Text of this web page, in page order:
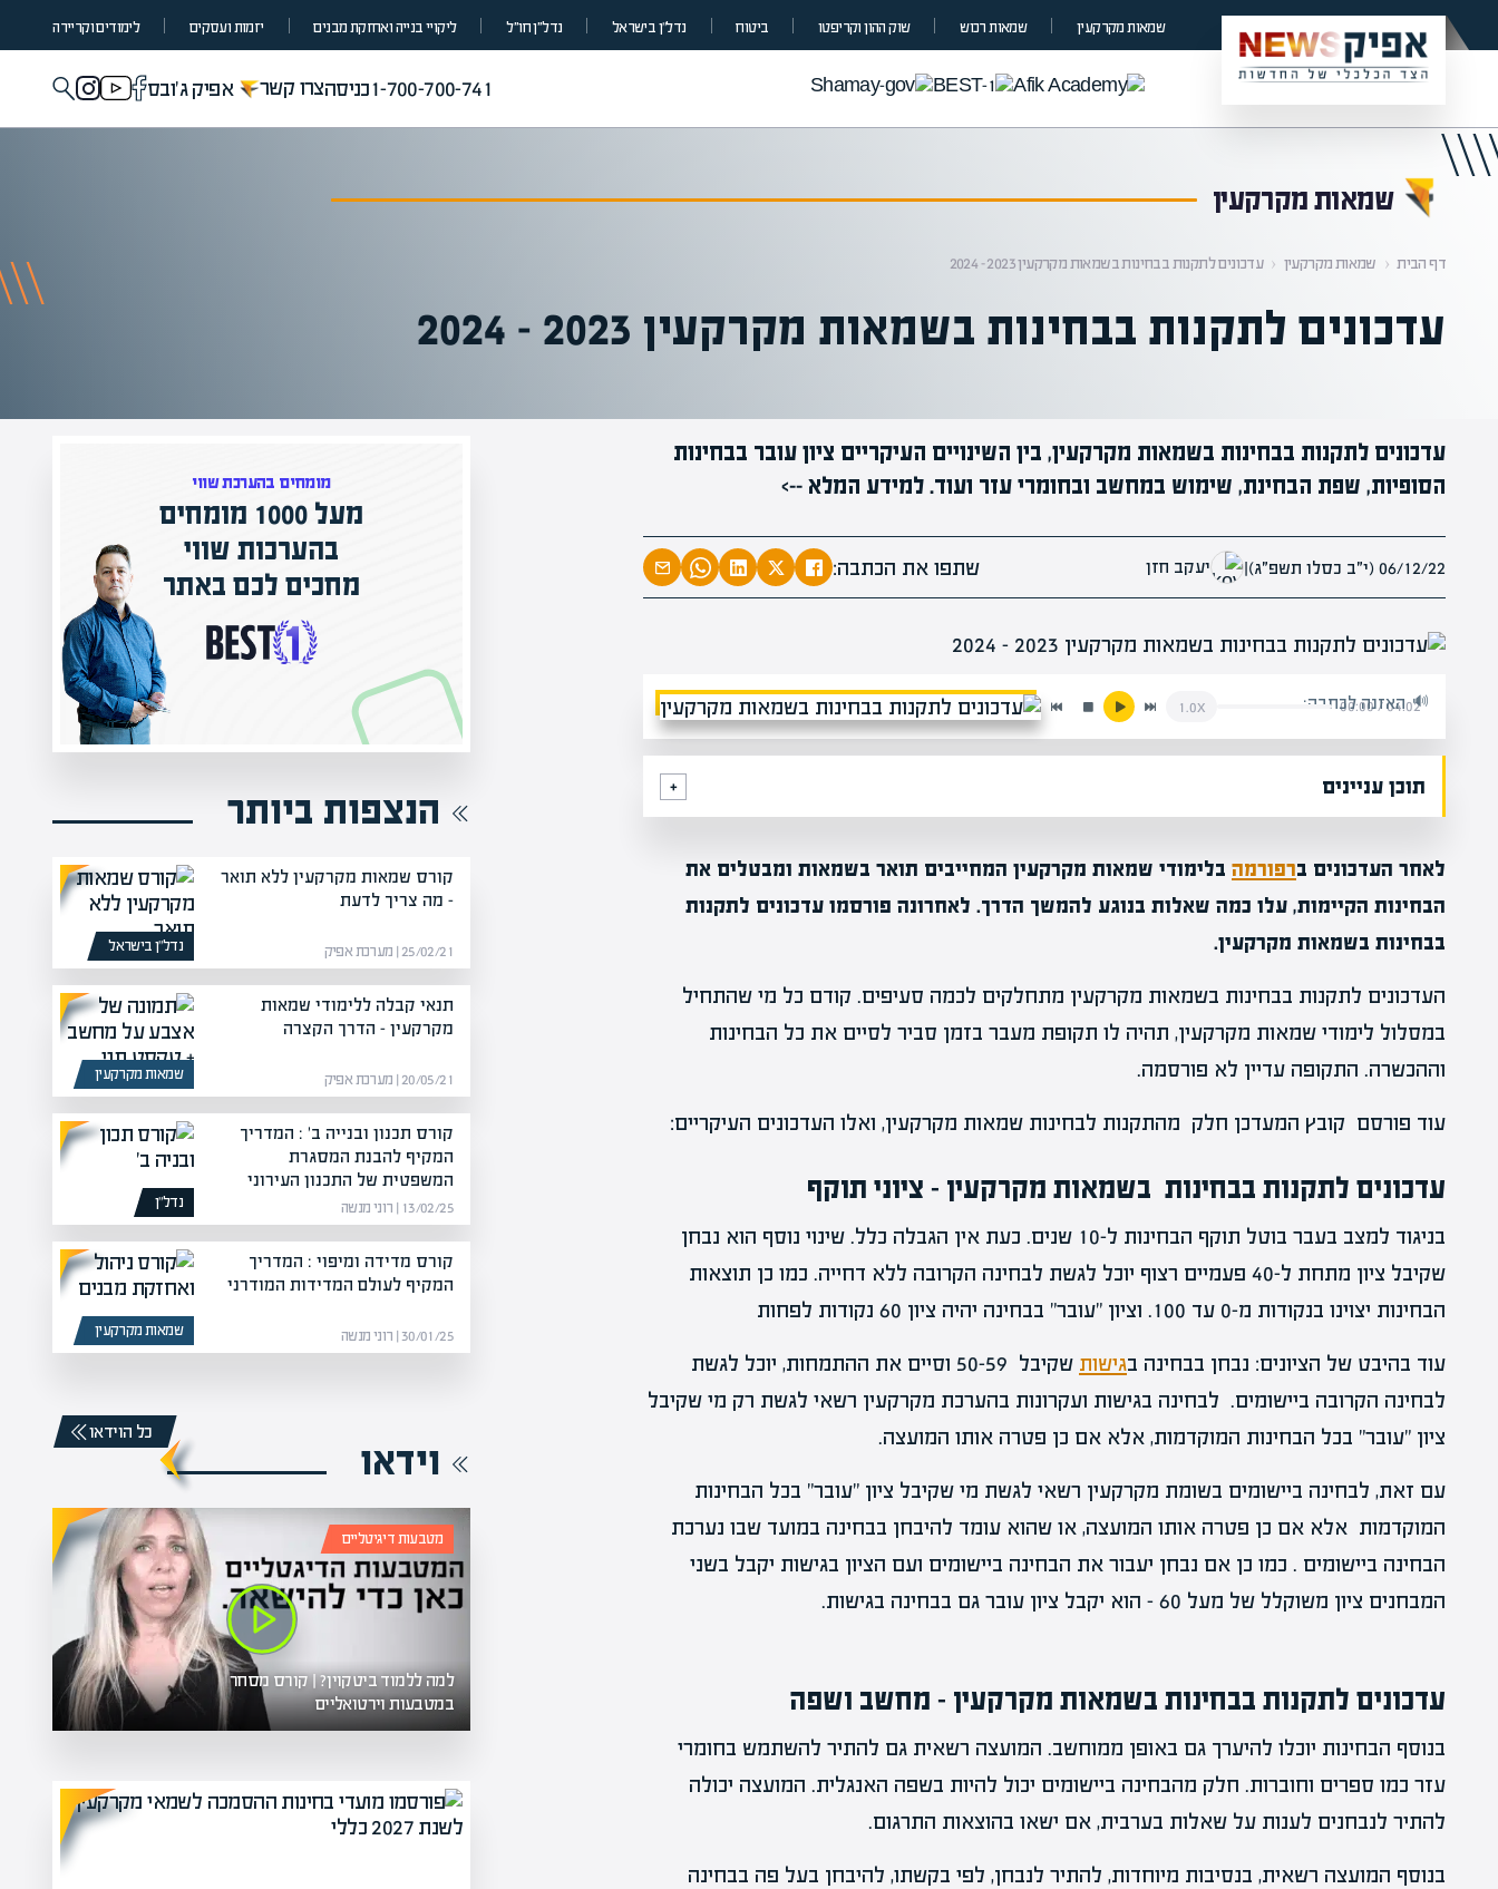
שמאות מקרקעין שמאות רכוש שוק ההון וקריפטו ביטוח נדל”ן בישראל נדל״ן חו״ל ליקויי בנייה ואחזקת מבנים יזמות ועסקים לימודים וקריירה
1-700-700-741כניסהצרו קשר אפיק ג'ובס
שמאות מקרקעין
דף הבית ‹ שמאות מקרקעין ‹ עדכונים לתקנות בבחינות בשמאות מקרקעין 2023 – 2024
עדכונים לתקנות בבחינות בשמאות מקרקעין 2023 – 2024
עדכונים לתקנות בבחינות בשמאות מקרקעין, בין השינויים העיקריים ציון עובר בבחינות
הסופיות, שפת הבחינת, שימוש במחשב ובחומרי עזר ועוד. למידע המלא -->
06/12/22 (י״ב כסלו תשפ״ג) | יעקב חזן שתפו את הכתבה:
האזנה לכתבה:04:02
/
00:00
1.0x
תוכן עניינים
לאחר העדכונים ברפורמה בלימודי שמאות מקרקעין המחייבים תואר בשמאות ומבטלים את
הבחינות הקיימות, עלו כמה שאלות בנוגע להמשך הדרך. לאחרונה פורסמו עדכונים לתקנות
בבחינות בשמאות מקרקעין.
העדכונים לתקנות בבחינות בשמאות מקרקעין מתחלקים לכמה סעיפים. קודם כל מי שהתחיל
במסלול לימודי שמאות מקרקעין, תהיה לו תקופת מעבר בזמן סביר לסיים את כל הבחינות
וההכשרה. התקופה עדיין לא פורסמה.
עוד פורסם קובץ המעדכן חלק מהתקנות לבחינות שמאות מקרקעין, ואלו העדכונים העיקריים:
עדכונים לתקנות בבחינות בשמאות מקרקעין – ציוני תוקף
בניגוד למצב בעבר בוטל תוקף הבחינות ל-10 שנים. כעת אין הגבלה כלל. שינוי נוסף הוא נבחן
שקיבל ציון מתחת ל-40 פעמיים רצוף יוכל לגשת לבחינה הקרובה ללא דחייה. כמו כן תוצאות
הבחינות יצוינו בנקודות מ-0 עד 100. וציון "עובר" בבחינה יהיה ציון 60 נקודות לפחות
עוד בהיבט של הציונים: נבחן בבחינה בגישות
שקיבל 50-59 וסיים את ההתמחות, יוכל לגשת
לבחינה הקרובה ביישומים. לבחינה בגישות ועקרונות בהערכת מקרקעין רשאי לגשת רק מי שקיבל
ציון "עובר" בכל הבחינות המוקדמות, אלא אם כן פטרה אותו המועצה.
עם זאת, לבחינה ביישומים בשומת מקרקעין רשאי לגשת מי שקיבל ציון "עובר" בכל הבחינות
המוקדמות אלא אם כן פטרה אותו המועצה, או שהוא עומד להיבחן בבחינה במועד שבו נערכת
הבחינה ביישומים . כמו כן אם נבחן יעבור את הבחינה ביישומים ועם הציון בגישות יקבל בשני
המבחנים ציון משוקלל של מעל 60 – הוא יקבל ציון עובר גם בבחינה בגישות.
עדכונים לתקנות בבחינות בשמאות מקרקעין – מחשב ושפה
בנוסף הבחינות יוכלו להיערך גם באופן ממוחשב. המועצה רשאית גם להתיר להשתמש בחומרי
עזר כמו ספרים וחוברות. חלק מהבחינה ביישומים יכול להיות בשפה האנגלית. המועצה יכולה
להתיר לנבחנים לענות על שאלות בערבית, אם ישאו בהוצאות התרגום.
בנוסף המועצה רשאית, בנסיבות מיוחדות, להתיר לנבחן, לפי בקשתו, להיבחן בעל פה בבחינה
המרצים המובילים בישראל
מומחים בהערכת שווי
מעל 1000 מומחים
בהערכות שווי
מחכים לכם באתר
הנצפות ביותר
נדל”ן בישראל
קורס שמאות מקרקעין ללא תואר
– מה צריך לדעת
25/02/21 | מערכת אפיק
שמאות מקרקעין
תנאי קבלה ללימודי שמאות
מקרקעין – הדרך הקצרה
20/05/21 | מערכת אפיק
נדל”ן
קורס תכנון ובנייה ב' : המדריך
המקיף להבנת המסגרת
המשפטית של התכנון העירוני
13/02/25 | רוני מנשה
שמאות מקרקעין
קורס מדידה ומיפוי : המדריך
המקיף לעולם המדידות המודרני
30/01/25 | רוני מנשה
וידאו
כל הוידאו
מטבעות דיגיטליים
למה ללמוד ביטקוין? | קורס מסחר
במטבעות וירטואליים